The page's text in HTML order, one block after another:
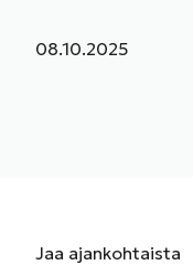
Julkaistu:
08.10.2025
Jaa ajankohtaista